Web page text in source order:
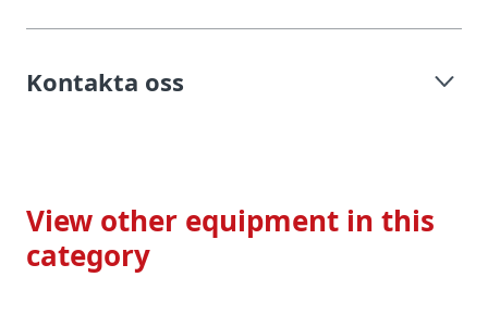
Kontakta oss
View other equipment in this
category